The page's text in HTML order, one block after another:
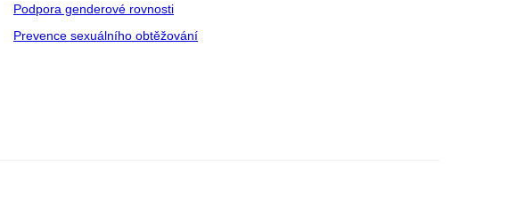
Podpora genderové rovnosti
Prevence sexuálního obtěžování